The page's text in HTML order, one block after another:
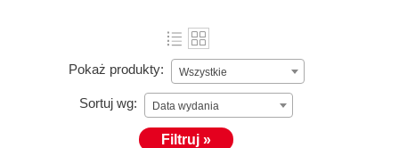
Pokaż produkty: Wszystkie
Sortuj wg: Data wydania
Filtruj »